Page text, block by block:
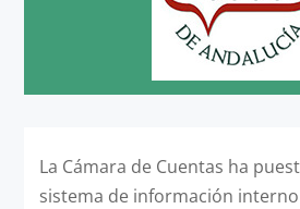
La Cámara de Cuentas ha
sistema de información